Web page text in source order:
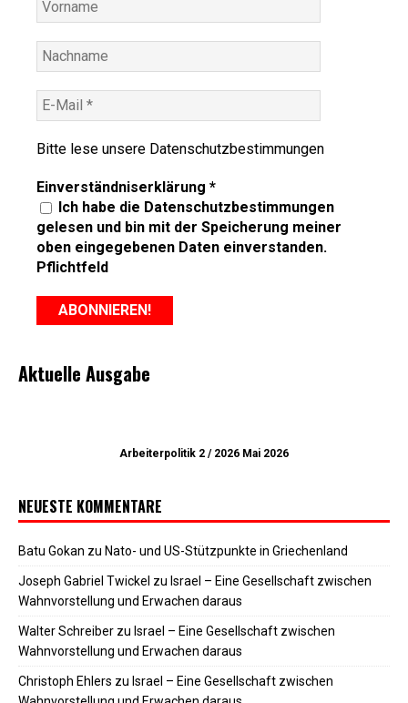
Bitte lese unsere Datenschutzbestimmungen
Einverständniserklärung *
Ich habe die Datenschutzbestimmungen
gelesen und bin mit der Speicherung meiner
oben eingegebenen Daten einverstanden.
Pflichtfeld
Aktuelle Ausgabe
Arbeiterpolitik 2 / 2026 Mai 2026
NEUESTE KOMMENTARE
Batu Gokan zu Nato- und US-Stützpunkte in Griechenland
Joseph Gabriel Twickel zu Israel – Eine Gesellschaft zwischen
Wahnvorstellung und Erwachen daraus
Walter Schreiber zu Israel – Eine Gesellschaft zwischen
Wahnvorstellung und Erwachen daraus
Christoph Ehlers zu Israel – Eine Gesellschaft zwischen